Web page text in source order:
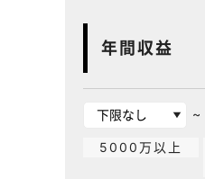
年間収益
~
5000万以上